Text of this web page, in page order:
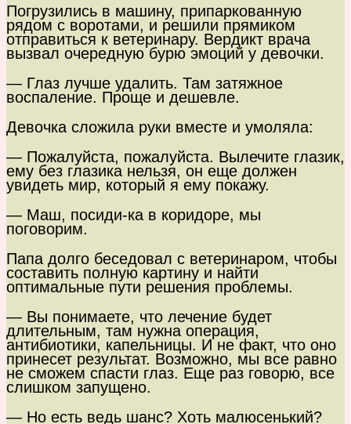
Погрузились в машину, припаркованную
рядом с воротами, и решили прямиком
отправиться к ветеринару. Вердикт врача
вызвал очередную бурю эмоций у девочки.
— Глаз лучше удалить. Там затяжное
воспаление. Проще и дешевле.
Девочка сложила руки вместе и умоляла:
— Пожалуйста, пожалуйста. Вылечите глазик,
ему без глазика нельзя, он еще должен
увидеть мир, который я ему покажу.
— Маш, посиди-ка в коридоре, мы
поговорим.
Папа долго беседовал с ветеринаром, чтобы
составить полную картину и найти
оптимальные пути решения проблемы.
— Вы понимаете, что лечение будет
длительным, там нужна операция,
антибиотики, капельницы. И не факт, что оно
принесет результат. Возможно, мы все равно
не сможем спасти глаз. Еще раз говорю, все
слишком запущено.
— Но есть ведь шанс? Хоть малюсенький?